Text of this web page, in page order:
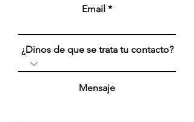
Email
¿Dinos de que se trata tu contacto?
Mensaje